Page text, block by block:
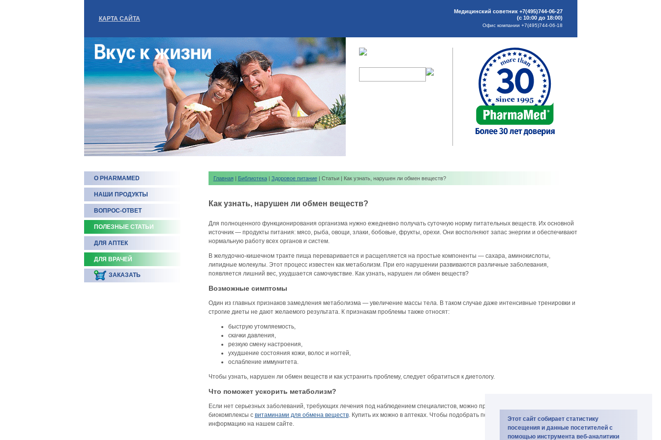
Этот сайт собирает статистику
посещения и данные посетителей с
помощью инструмента веб-аналитики
КАРТА САЙТА
Медицинский советник +7(495)744-06-27
(с 10:00 до 18:00)
Офис компании +7(495)744-06-18
О PHARMAMED
НАШИ ПРОДУКТЫ
ВОПРОС-ОТВЕТ
ПОЛЕЗНЫЕ СТАТЬИ
ДЛЯ АПТЕК
ДЛЯ ВРАЧЕЙ
ЗАКАЗАТЬ
Главная | Библиотека| Здоровое питание| Статьи | Как узнать, нарушен ли обмен веществ?
Как узнать, нарушен ли обмен веществ?
Для полноценного функционирования организма нужно ежедневно получать суточную норму питательных веществ. Их основной
источник — продукты питания: мясо, рыба, овощи, злаки, бобовые, фрукты, орехи. Они восполняют запас энергии и обеспечивают
нормальную работу всех органов и систем.
В желудочно-кишечном тракте пища переваривается и расщепляется на простые компоненты — сахара, аминокислоты,
липидные молекулы. Этот процесс известен как метаболизм. При его нарушении развиваются различные заболевания,
появляется лишний вес, ухудшается самочувствие. Как узнать, нарушен ли обмен веществ?
Возможные симптомы
Один из главных признаков замедления метаболизма — увеличение массы тела. В таком случае даже интенсивные тренировки и
строгие диеты не дают желаемого результата. К признакам проблемы также относят:
быструю утомляемость,
скачки давления,
резкую смену настроения,
ухудшение состояния кожи, волос и ногтей,
ослабление иммунитета.
Чтобы узнать, нарушен ли обмен веществ и как устранить проблему, следует обратиться к диетологу.
Что поможет ускорить метаболизм?
Если нет серьезных заболеваний, требующих лечения под наблюдением специалистов, можно принимать специализированные
биокомплексы с витаминами для обмена веществ. Купить их можно в аптеках. Чтобы подобрать подходящий комплекс, изучите
информацию на нашем сайте.